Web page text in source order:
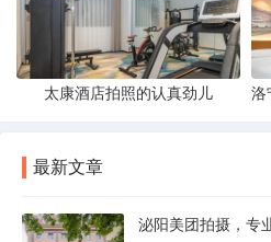
太康酒店拍照的认真劲儿
最新文章
泌阳美团拍摄，专